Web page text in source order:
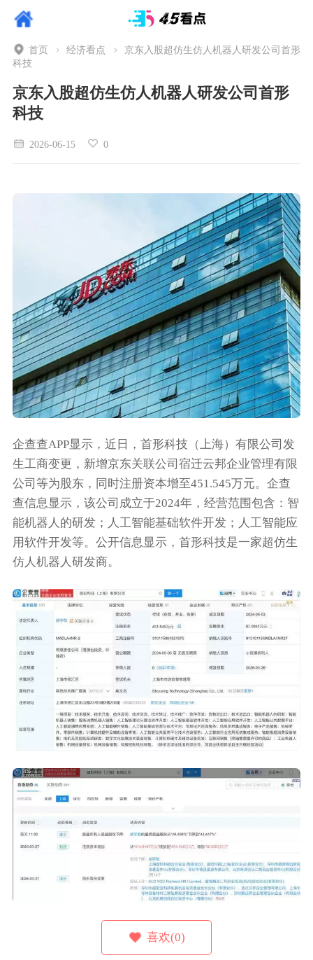
首页 经济看点
京东入股超仿生仿人机器人研发公司首形
科技
京东入股超仿生仿人机器人研发公司首形
科技
2026-06-15 0
企查查APP显示，近日，首形科技（上海）有限公司发
生工商变更，新增京东关联公司宿迁云邦企业管理有限
公司等为股东，同时注册资本增至451.545万元。企查
查信息显示，该公司成立于2024年，经营范围包含：智
能机器人的研发；人工智能基础软件开发；人工智能应
用软件开发等。公开信息显示，首形科技是一家超仿生
仿人机器人研发商。
喜欢(0)